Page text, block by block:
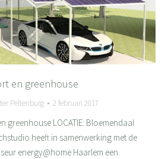
en greenhouse
Peltenburg 2 februari 2017
greenhouse LOCATIE: Bloemendaal
heeft in samenwerking met de
energy@home Haarlem een